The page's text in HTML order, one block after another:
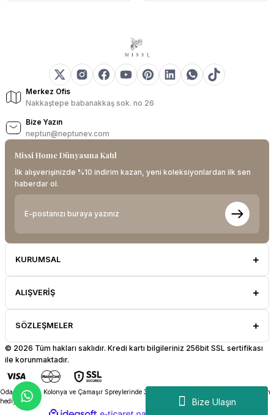
Bize Ulaşın
Merkez Ofis
Nakkaştepe babanakkaş sok. no 26
Bize Yazın
neptun@neptunev.com
KURUMSAL
ALIŞVERİŞ
SÖZLEŞMELER
Missi Home Dünyasına Katıl
İlk alışverişinizde %10 indirim kazan, yeni koleksiyonlardan ilk sen
haberdar ol.
© 2026 Tüm hakları saklıdır. Kredi kartı bilgileriniz 256bit SSL sertifikası
ile korunmaktadır.
Oda Kokuları, Kolonya ve Çamaşır Spreylerinde 3 Al 2 Öde! Sepetteki en ucuz ürün bizden
hediye.
ideasoft